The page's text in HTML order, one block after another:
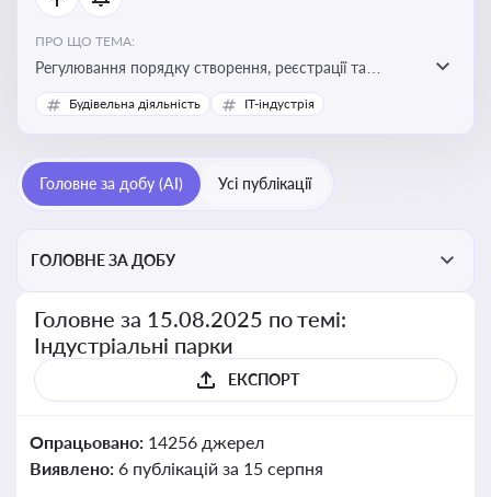
ПРО ЩО ТЕМА:
Регулювання порядку створення, реєстрації та
функціонування індустріальних парків в Україні
Будівельна діяльність IT-індустрія
Головне за добу (AI) Усі публікації
ГОЛОВНЕ ЗА ДОБУ
Головне за 15.08.2025 по темі:
Індустріальні парки
ЕКСПОРТ
Опрацьовано: 14256 джерел
Виявлено: 6 публікацій за 15 серпня